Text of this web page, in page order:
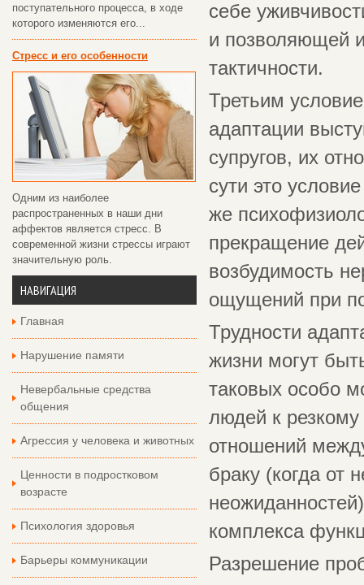
поступательного процесса, в ходе
которого изменяются его...
Стресс и его особенности
Одним из наиболее
распространенных в наши дни
аффектов является стресс. В
современной жизни стрессы играют
значительную роль.
НАВИГАЦИЯ
Главная
Нарушение памяти
Невербальные средства
общения
Агрессия у человека и животных
Ценности в подростковом
возрасте
Психология здоровья
Барьеры коммуникации
себе
и позволяющей
тактичности.
Третьим
адаптации
супругов, их
сути это
же
прекращение
возбудимость
ощущений при
Трудности
жизни могут
таковых особо
людей к
отношений
браку (когда от
комплекса
Разрешение